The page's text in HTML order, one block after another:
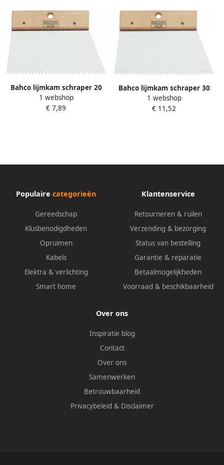
Bahco lijmkam schraper 20
cm | 221302000
1 webshop
€ 7,89
Bahco lijmkam schraper 30
cm | 221303000
1 webshop
€ 11,52
Populaire categorieën
Gereedschap
Klusbenodigdheden
Opruimen
Kabels
Elektra & verlichting
Smart home
Klantenservice
Retourneren & ruilen
Verzending & bezorging
Status van bestelling
Garantie & reparatie
Betaalmogelijkheden
Voorraad & beschikbaarheid
Over ons
Inspiratie blog
Contact
Over ons
Samenwerken
Betrouwbaarheid
Privacybeleid & Disclaimer